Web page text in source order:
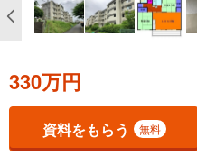
330万円
資料をもらう 無料